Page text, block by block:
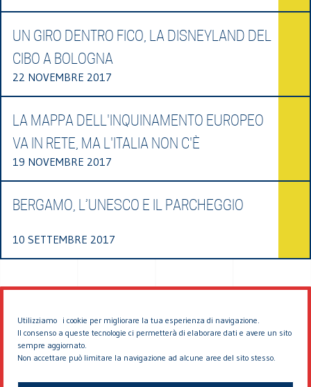
Utilizziamo i cookie per migliorare la tua esperienza di navigazione.
Il consenso a queste tecnologie ci permetterà di elaborare dati e avere un sito
sempre aggiornato.
Non accettare può limitare la navigazione ad alcune aree del sito stesso.
UN GIRO DENTRO FICO, LA DISNEYLAND DEL
CIBO A BOLOGNA
22 NOVEMBRE 2017
LA MAPPA DELL'INQUINAMENTO EUROPEO
VA IN RETE, MA L'ITALIA NON C'È
19 NOVEMBRE 2017
BERGAMO, L’UNESCO E IL PARCHEGGIO
10 SETTEMBRE 2017
© 2026 EDDYBURG